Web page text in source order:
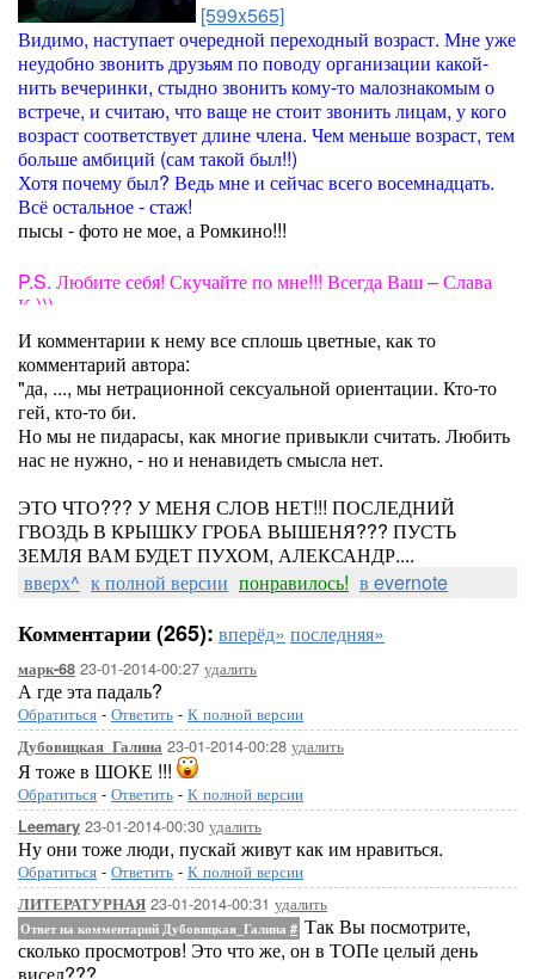
[599x565]
Видимо, наступает очередной переходный возраст. Мне уже
неудобно звонить друзьям по поводу организации какой-
нить вечеринки, стыдно звонить кому-то малознакомым о
встрече, и считаю, что ваще не стоит звонить лицам, у кого
возраст соответствует длине члена. Чем меньше возраст, тем
больше амбиций (сам такой был!!)
Хотя почему был? Ведь мне и сейчас всего восемнадцать.
Всё остальное - стаж!
пысы - фото не мое, а Ромкино!!!
P.S. Любите себя! Скучайте по мне!!! Всегда Ваш – Слава
К.)))
И комментарии к нему все сплошь цветные, как то
комментарий автора:
"да, ..., мы нетрационной сексуальной ориентации. Кто-то
гей, кто-то би.
Но мы не пидарасы, как многие привыкли считать. Любить
нас не нужно, - но и ненавидеть смысла нет.
ЭТО ЧТО??? У МЕНЯ СЛОВ НЕТ!!! ПОСЛЕДНИЙ
ГВОЗДЬ В КРЫШКУ ГРОБА ВЫШЕНЯ??? ПУСТЬ
ЗЕМЛЯ ВАМ БУДЕТ ПУХОМ, АЛЕКСАНДР....
вверх^ к полной версии понравилось! в evernote
Комментарии (265): вперёд» последняя»
марк-68 23-01-2014-00:27 удалить
А где эта падаль?
Обратиться - Ответить - К полной версии
Дубовицкая_Галина 23-01-2014-00:28 удалить
Я тоже в ШОКЕ !!!
Обратиться - Ответить - К полной версии
Leemary 23-01-2014-00:30 удалить
Ну они тоже люди, пускай живут как им нравиться.
Обратиться - Ответить - К полной версии
ЛИТЕРАТУРНАЯ 23-01-2014-00:31 удалить
Ответ на комментарий Дубовицкая_Галина # Так Вы посмотрите,
сколько просмотров! Это что же, он в ТОПе целый день